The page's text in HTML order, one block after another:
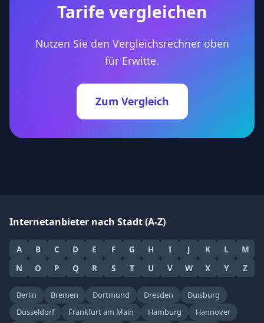
Tarife vergleichen
Nutzen Sie den Vergleichsrechner oben
für Erwitte.
Zum Vergleich
Internetanbieter nach Stadt (A-Z)
A B C D E F G H I J K L
M
N
O P Q R S T U V W X Y Z
Berlin Bremen Dortmund Dresden
Duisburg
Düsseldorf
Frankfurt am Main Hamburg
Hannover